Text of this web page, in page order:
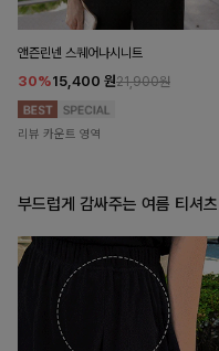
앤즌린넨 스퀘어나시니트
30%15,400 원21,900원
리뷰 카운트 영역
부드럽게 감싸주는 여름 티셔츠